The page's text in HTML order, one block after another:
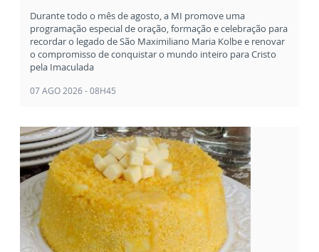
Durante todo o mês de agosto, a MI promove uma
programação especial de oração, formação e celebração para
recordar o legado de São Maximiliano Maria Kolbe e renovar
o compromisso de conquistar o mundo inteiro para Cristo
pela Imaculada
07 AGO 2026 - 08H45